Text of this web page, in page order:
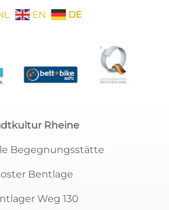
EN DE
Rheine
Begegnungsstätte
Bentlage
Weg 130